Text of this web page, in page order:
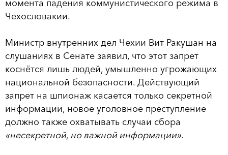
момента падения коммунистического режима в
Чехословакии.
Министр внутренних дел Чехии Вит Ракушан на
слушаниях в Сенате заявил, что этот запрет
коснётся лишь людей, умышленно угрожающих
национальной безопасности. Действующий
запрет на шпионаж касается только секретной
информации, новое уголовное преступление
должно также охватывать случаи сбора
«несекретной, но важной информации».